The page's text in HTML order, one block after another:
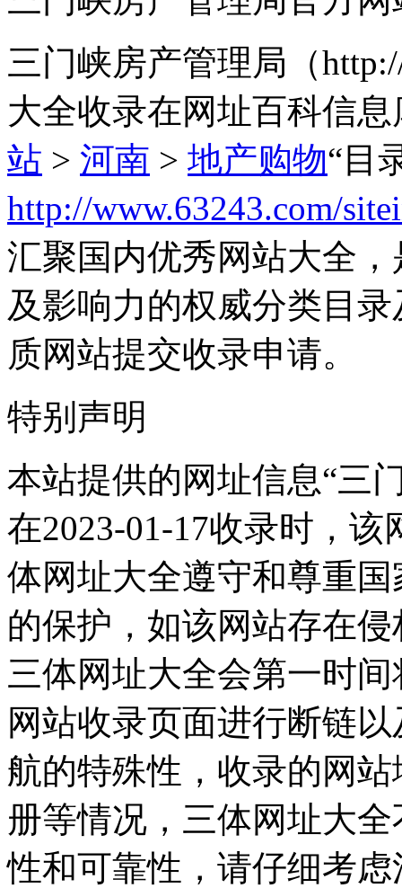
三门峡房产管理局（
大全收录在网址百科信
站 > 河南 > 地产购物“目
http://www.63243.com/
汇聚国内优秀网站大全
及影响力的权威分类目
质网站提交收录申请。
特别声明
本站提供的网址信息“三
在2023-01-17收录时，
体网址大全遵守和尊重
的保护，如该网站存在
三体网址大全会第一时
网站收录页面进行断链
航的特殊性，收录的网
册等情况，三体网址大
性和可靠性，请仔细考